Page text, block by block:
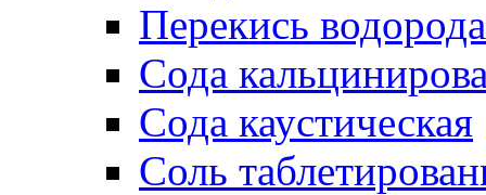
Перекись водорода
Сода
Сода каустическая
Соль